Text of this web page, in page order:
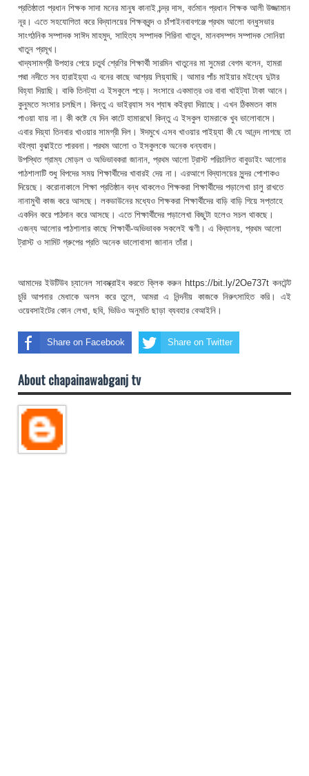
প্রতিষ্ঠাতা প্রধান শিক্ষক সাদা মনের মানুষ কানাই চন্দ্র দাস, বর্তমান প্রধান শিক্ষক আলী উজ্জামান
নূর। এতে সহযোগিতা করে বিদ্যালয়ের শিক্ষকবৃন্দ ও চাঁপাইনবাবগঞ্জে প্রথম আলো বন্ধুসভার
সাংগঠনিক সম্পাদক সাঈদ মাহমুদ, সাহিত্য সম্পাদক শিরিনা খাতুন, মানবসম্পদ সম্পাদক সোনিয়া
খাতুন প্রমূখ।
খাদ্যসামগ্রী উপহার পেয়ে চতুর্থ শ্রেণির শিক্ষার্থী সারমিন খাতুনের মা সুমেরা বেগম বলেন, হামরা
পদ্মা নদীতে সব হারাইয়্যা এ বনের কাছে আশ্রয় লিয়্যাছি। আমার পাঁচ মাইয়ার মইধ্যে দুটার
বিহ্যা দিয়াছি। বাকি তিনট্যা এ ইসকুলে পড়ে। সংসারে একমাত্র ওর বাবা খাইট্যা টাকা আনে।
কুনুমতে সংসার চলছিল। কিন্তু এ ভাইর‌্যাস সব শ্যাষ কইর‌্যা দিয়াছে। এখন ঠিকমতন কাম
পাওয়া যায় না। কী কষ্টে যে দিন কাটে হামারঘে! কিন্তু এ ইসকুল হামরাকে খুব ভালোবাসে।
এবার দিয়্যা তিনবার খাওয়ার সামগ্রী দিল। ঈদমুখে এসব খাওয়ার পাইয়্যা কী যে আনন্দ লাগছে তা
বইল্যা বুঝাইতে পারবনা। পরথম আলো ও ইসকুলকে অনেক ধন্যবাদ।
উপস্থিত গ্রাম্য মোড়ল ও অভিভাবকরা জানান, প্রথম আলো ট্রাস্ট পরিচালিত বাবুডাইং আলোর
পাঠশালাটি শুধু বিপদের সময় শিক্ষার্থীদের খাবারই দেয় না। এরআগে বিদ্যালয়ের সুন্দর পোশাকও
দিয়েছে। করোনাকালে শিক্ষা প্রতিষ্ঠান বন্ধ থাকলেও শিক্ষকরা শিক্ষার্থীদের পড়ালেখা চালু রাখতে
নানামুখী কাজ করে আসছে। লকডাউনের মধ্যেও শিক্ষকরা শিক্ষার্থীদের বাড়ি বাড়ি গিয়ে সপ্তাহে
একদিন করে পাঠদান করে আসছে। এতে শিক্ষার্থীদের পড়ালেখা কিছুটা হলেও সচল থাকছে।
এজন্য আলোর পাঠশালার কাছে শিক্ষার্থী-অভিভাবক সকলেই ঋণী। এ বিদ্যালয়, প্রথম আলো
ট্রাস্ট ও সামিট গ্রুপের প্রতি অনেক ভালোবাসা জানান তাঁরা।
আমাদের ইউটিউব চ্যানেল সাবস্ক্রাইব করতে ক্লিক করুন https://bit.ly/2Oe737t কনটেন্ট
চুরি আপনার মেধাকে অলস করে তুলে, আমরা এ নিন্দনীয় কাজকে নিরুৎসাহিত করি। এই
ওয়েবসাইটের কোন লেখা, ছবি, ভিডিও অনুমতি ছাড়া ব্যবহার বেআইনি।
Share on Facebook Share on Twitter
About chapainawabganj tv